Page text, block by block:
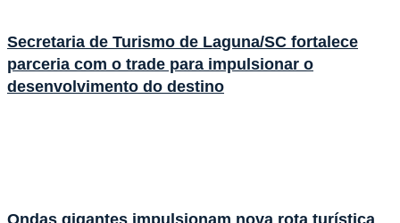
Secretaria de Turismo de Laguna/SC fortalece
parceria com o trade para impulsionar o
desenvolvimento do destino